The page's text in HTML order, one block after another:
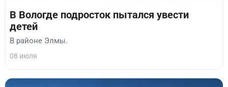
В Вологде подросток пытался увести
детей
В районе Элмы.
08 июля